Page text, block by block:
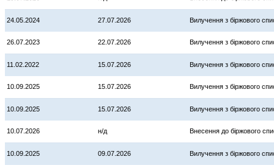
24.05.2024 27.07.2026 Вилучення з біржового
26.07.2023 22.07.2026 Вилучення з біржового
11.02.2022 15.07.2026 Вилучення з біржового
10.09.2025 15.07.2026 Вилучення з біржового
10.09.2025 15.07.2026 Вилучення з біржового
10.07.2026 н/д Внесення до біржового
10.09.2025 09.07.2026 Вилучення з біржового